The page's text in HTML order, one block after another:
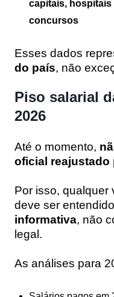
capitais, hospitais
concursos
Esses dados
do país, não
Piso salarial
2026
Até o momento,
oficial reajustado
Por isso, qualquer
deve ser
informativa, não
legal.
As análises para